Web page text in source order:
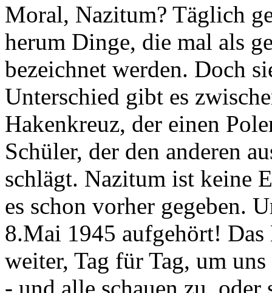
Moral, Nazitum? Täglich
herum Dinge, die mal als
bezeichnet werden. Doch
Unterschied gibt es
Hakenkreuz, der einen
Schüler, der den anderen
schlägt. Nazitum ist keine
es schon vorher gegeben.
8.Mai 1945 aufgehört!
weiter, Tag für Tag, um
- und alle schauen zu, oder